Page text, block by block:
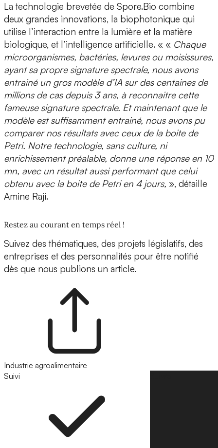
La technologie brevetée de Spore.Bio combine
deux grandes innovations, la biophotonique qui
utilise l’interaction entre la lumière et la matière
biologique, et l’intelligence artificielle. « « Chaque
microorganismes, bactéries, levures ou moisissures,
ayant sa propre signature spectrale, nous avons
entrainé un gros modèle d’IA sur des centaines de
millions de cas depuis 3 ans, à reconnaitre cette
fameuse signature spectrale. Et maintenant que le
modèle est suffisamment entrainé, nous avons pu
comparer nos résultats avec ceux de la boite de
Petri. Notre technologie, sans culture, ni
enrichissement préalable, donne une réponse en 10
mn, avec un résultat aussi performant que celui
obtenu avec la boite de Petri en 4 jours, », détaille
Amine Raji.
Restez au courant en temps réel !
Suivez des thématiques, des projets législatifs, des
entreprises et des personnalités pour être notifié
dès que nous publions un article.
Industrie agroalimentaire
Suivi